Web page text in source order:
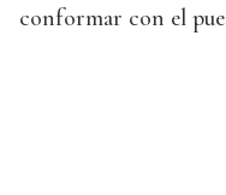
conformar con el